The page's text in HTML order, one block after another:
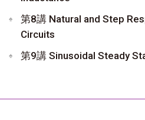
第8講 Natural and Step
Circuits
第9講 Sinusoidal Steady